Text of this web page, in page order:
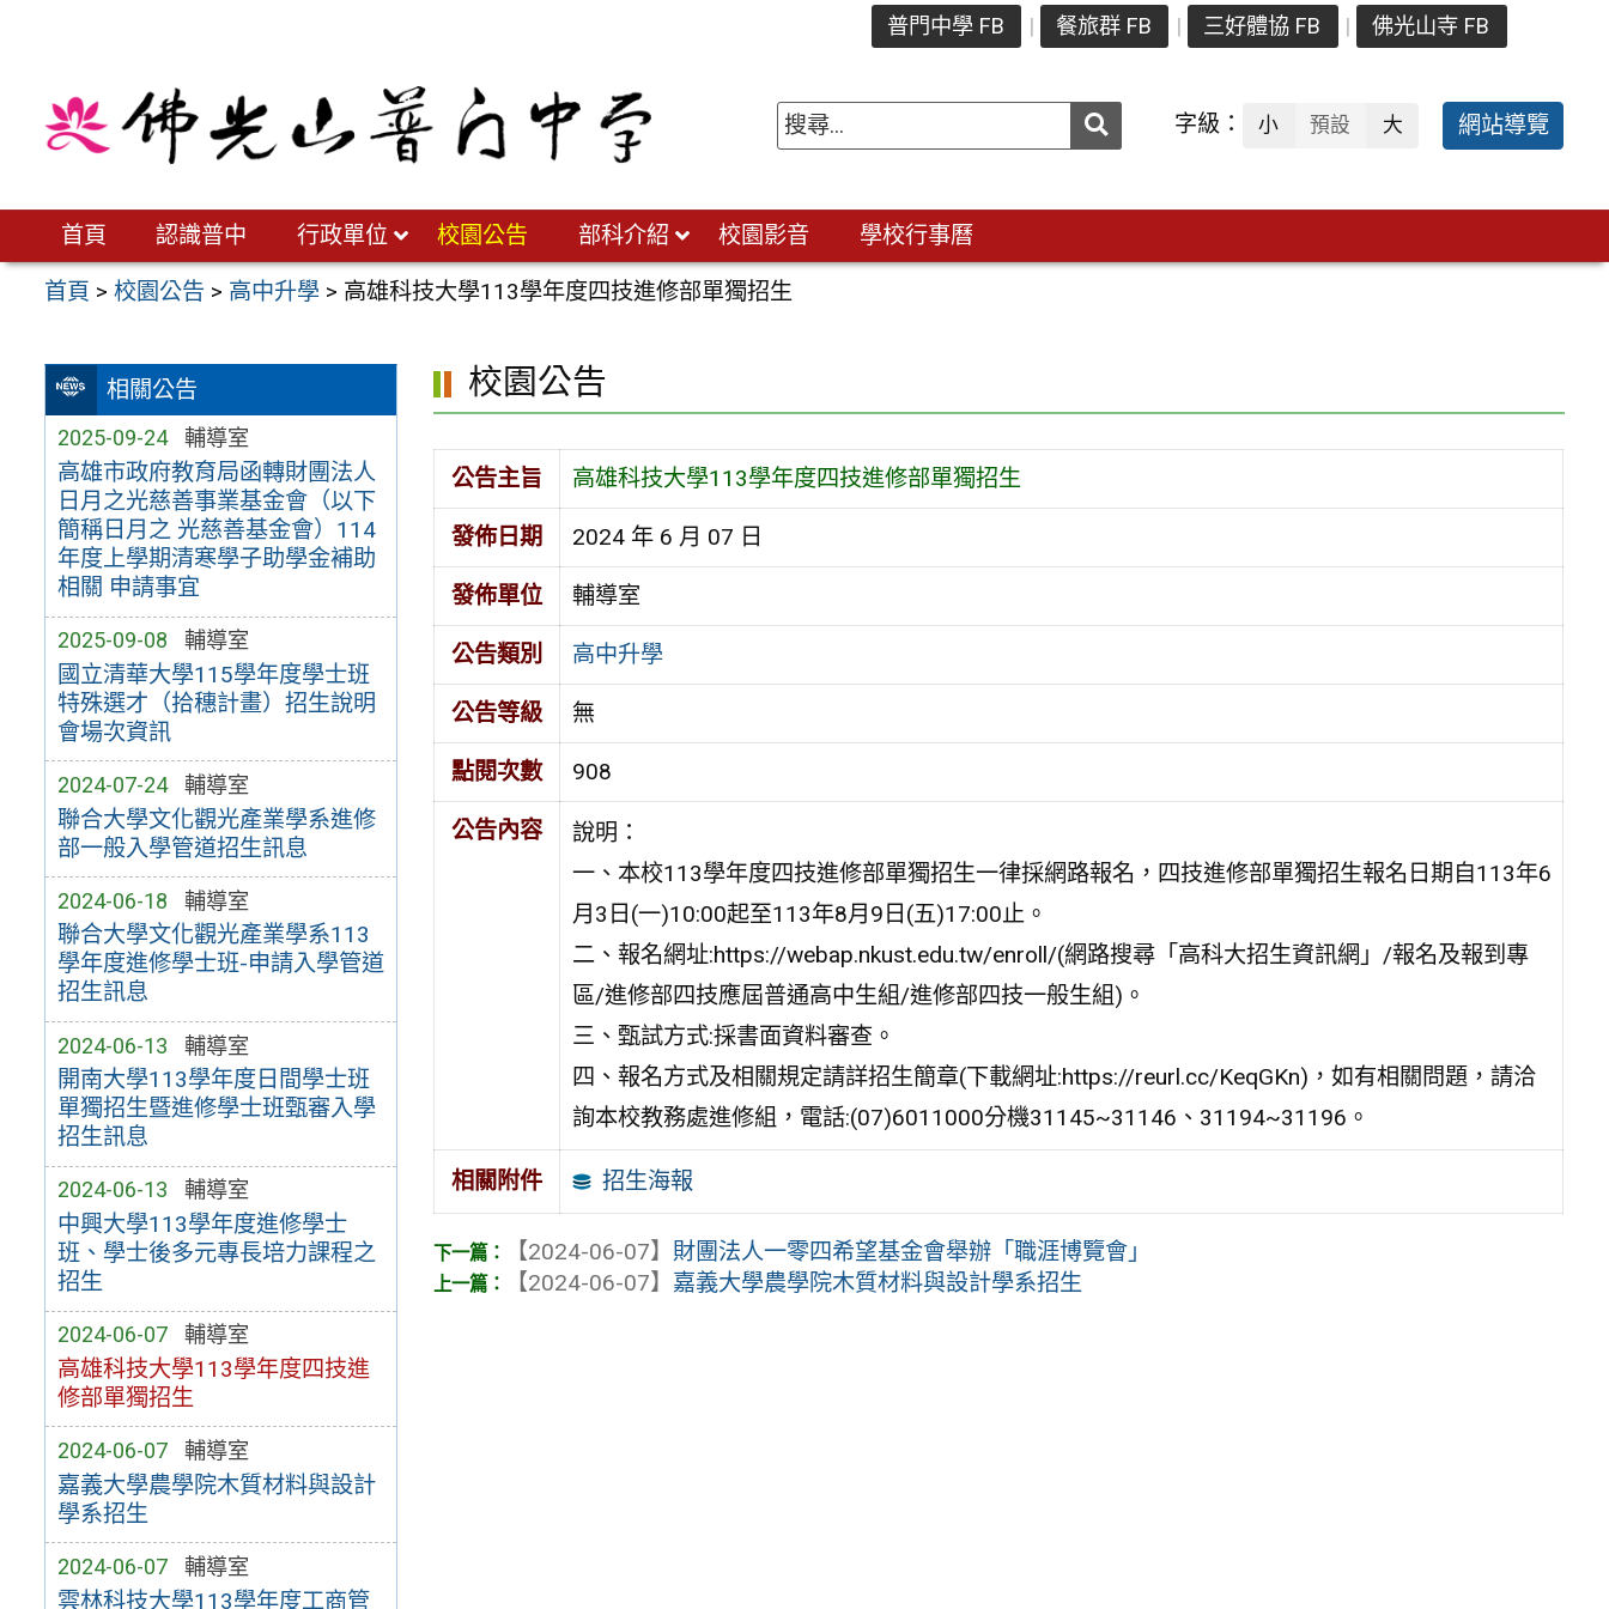
普門中學 FB 餐旅群 FB 三好體協 FB 佛光山寺 FB
送出 字級： 小 預設 大 網站導覽
首頁 認識普中 行政單位 校園公告 部科介紹 校園影音 學校行事曆
首頁 >校園公告 > 高中升學 > 高雄科技大學113學年度四技進修部單獨招生
相關公告
2025-09-24 輔導室
高雄市政府教育局函轉財團法人
日月之光慈善事業基金會（以下
簡稱日月之 光慈善基金會）114
年度上學期清寒學子助學金補助
相關 申請事宜
2025-09-08 輔導室
國立清華大學115學年度學士班
特殊選才（拾穗計畫）招生說明
會場次資訊
2024-07-24 輔導室
聯合大學文化觀光產業學系進修
部一般入學管道招生訊息
2024-06-18 輔導室
聯合大學文化觀光產業學系113
學年度進修學士班-申請入學管道
招生訊息
2024-06-13 輔導室
開南大學113學年度日間學士班
單獨招生暨進修學士班甄審入學
招生訊息
2024-06-13 輔導室
中興大學113學年度進修學士
班、學士後多元專長培力課程之
招生
2024-06-07 輔導室
高雄科技大學113學年度四技進
修部單獨招生
2024-06-07 輔導室
嘉義大學農學院木質材料與設計
學系招生
2024-06-07 輔導室
雲林科技大學113學年度工商管
校園公告
公告主旨 高雄科技大學113學年度四技進修部單獨招生
發佈日期 2024 年 6 月 07 日
發佈單位 輔導室
公告類別 高中升學
公告等級 無
點閱次數 908
公告內容
說明：
一、本校113學年度四技進修部單獨招生一律採網路報名，四技進修部單獨招生報名日期自113年6
月3日(一)10:00起至113年8月9日(五)17:00止。
二、報名網址:https://webap.nkust.edu.tw/enroll/(網路搜尋「高科大招生資訊網」/報名及報到專
區/進修部四技應屆普通高中生組/進修部四技一般生組)。
三、甄試方式:採書面資料審查。
四、報名方式及相關規定請詳招生簡章(下載網址:https://reurl.cc/KeqGKn)，如有相關問題，請洽
詢本校教務處進修組，電話:(07)6011000分機31145~31146、31194~31196。
相關附件 招生海報
【2024-06-07】 財團法人一零四希望基金會舉辦「職涯博覽會」
【2024-06-07】 嘉義大學農學院木質材料與設計學系招生